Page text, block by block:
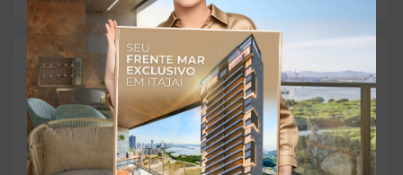
Outras Informações
Referência:
O-72097-111880